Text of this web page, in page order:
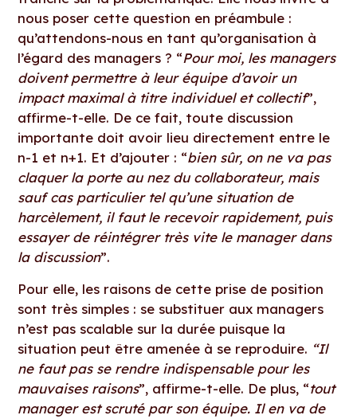
nous poser cette question en préambule :
qu’attendons-nous en tant qu’organisation à
l’égard des managers ? “Pour moi, les managers
doivent permettre à leur équipe d’avoir un
impact maximal à titre individuel et collectif”,
affirme-t-elle. De ce fait, toute discussion
importante doit avoir lieu directement entre le
n-1 et n+1. Et d’ajouter : “bien sûr, on ne va pas
claquer la porte au nez du collaborateur, mais
sauf cas particulier tel qu’une situation de
harcèlement, il faut le recevoir rapidement, puis
essayer de réintégrer très vite le manager dans
la discussion”.
Pour elle, les raisons de cette prise de position
sont très simples : se substituer aux managers
n’est pas scalable sur la durée puisque la
situation peut être amenée à se reproduire. “Il
ne faut pas se rendre indispensable pour les
mauvaises raisons”, affirme-t-elle. De plus, “tout
manager est scruté par son équipe. Il en va de